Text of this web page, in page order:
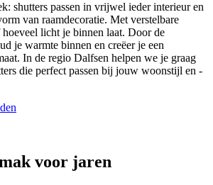
shutters passen in vrijwel ieder interieur en
van raamdecoratie. Met verstelbare
licht je binnen laat. Door de
je warmte binnen en creëer je een
In de regio Dalfsen helpen we je graag
die perfect passen bij jouw woonstijl en -
voor jaren